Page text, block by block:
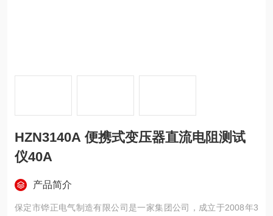
HZN3140A 便携式变压器直流电阻测试
仪40A
产品简介
保定市铧正电气制造有限公司是一家集团公司，成立于2008年3